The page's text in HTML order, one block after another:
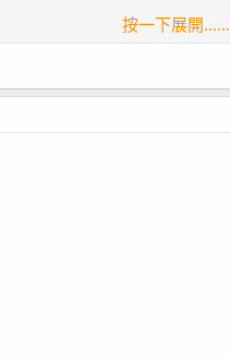
按一下展開……